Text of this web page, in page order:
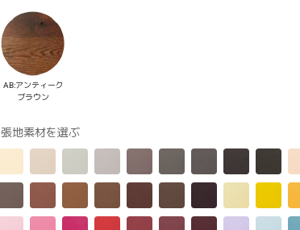
AB:アンティーク
ブラウン
張地素材を選ぶ